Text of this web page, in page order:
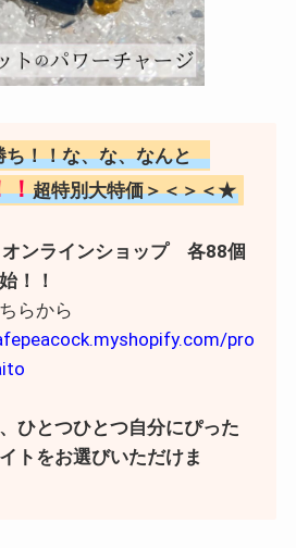
ち！！な、な、なんと
！超特別大特価＞＜＞＜★
オンラインショップ 各88個
！！
らから
pro
ひとつひとつ自分にぴった
トをお選びいただけま